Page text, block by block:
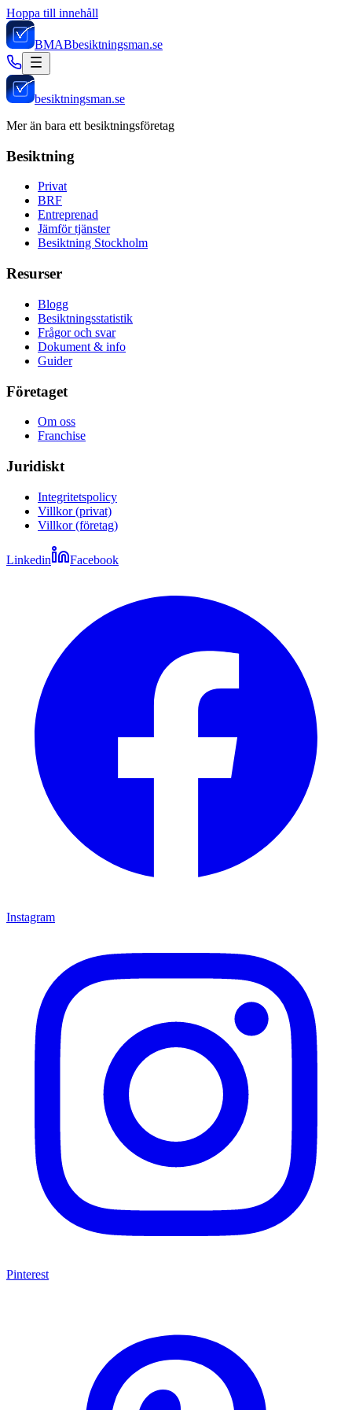
Hoppa till innehåll
BMABbesiktningsman.se
besiktningsman.se
Mer än bara ett besiktningsföretag
Besiktning
Privat
BRF
Entreprenad
Jämför tjänster
Besiktning Stockholm
Resurser
Blogg
Besiktningsstatistik
Frågor och svar
Dokument & info
Guider
Företaget
Om oss
Franchise
Juridiskt
Integritetspolicy
Villkor (privat)
Villkor (företag)
Linkedin Facebook
Instagram
Pinterest